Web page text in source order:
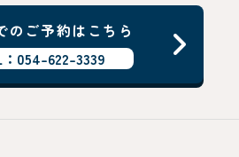
のご予約はこちら
054-622-3339